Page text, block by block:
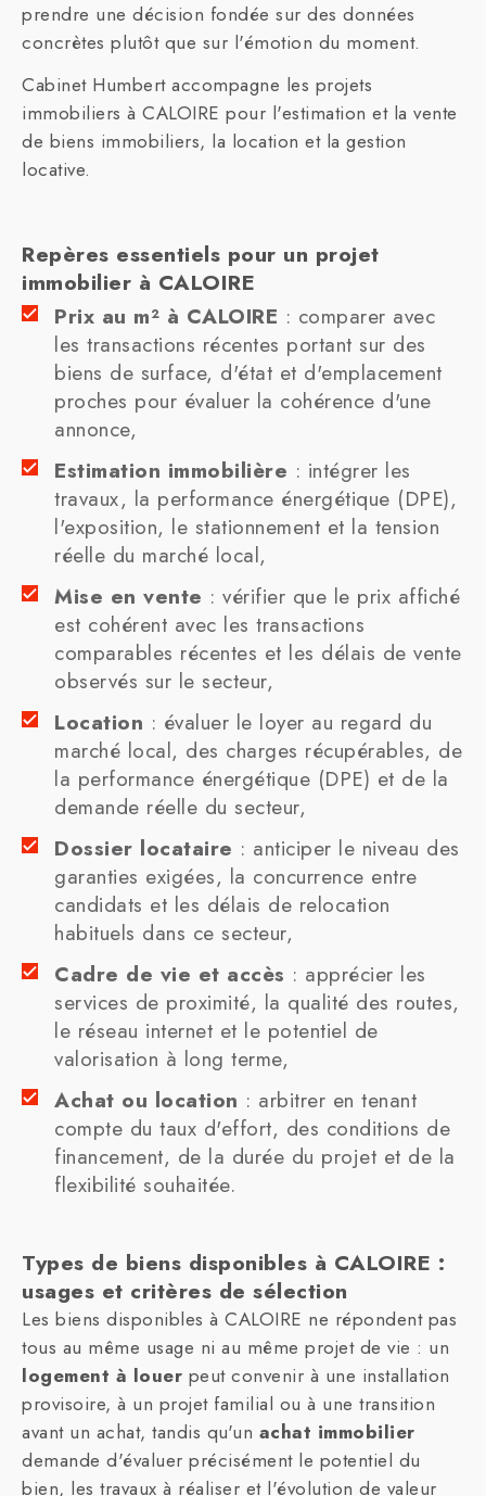
prendre une décision fondée sur des données
concrètes plutôt que sur l'émotion du moment.
Cabinet Humbert accompagne les projets
immobiliers à CALOIRE pour l'estimation et la vente
de biens immobiliers, la location et la gestion
locative.
Repères essentiels pour un projet
immobilier à CALOIRE
Prix au m² à CALOIRE : comparer avec
les transactions récentes portant sur des
biens de surface, d'état et d'emplacement
proches pour évaluer la cohérence d'une
annonce,
Estimation immobilière : intégrer les
travaux, la performance énergétique (DPE),
l'exposition, le stationnement et la tension
réelle du marché local,
Mise en vente : vérifier que le prix affiché
est cohérent avec les transactions
comparables récentes et les délais de vente
observés sur le secteur,
Location : évaluer le loyer au regard du
marché local, des charges récupérables, de
la performance énergétique (DPE) et de la
demande réelle du secteur,
Dossier locataire : anticiper le niveau des
garanties exigées, la concurrence entre
candidats et les délais de relocation
habituels dans ce secteur,
Cadre de vie et accès : apprécier les
services de proximité, la qualité des routes,
le réseau internet et le potentiel de
valorisation à long terme,
Achat ou location : arbitrer en tenant
compte du taux d'effort, des conditions de
financement, de la durée du projet et de la
flexibilité souhaitée.
Types de biens disponibles à CALOIRE :
usages et critères de sélection
Les biens disponibles à CALOIRE ne répondent pas
tous au même usage ni au même projet de vie : un
logement à louer peut convenir à une installation
provisoire, à un projet familial ou à une transition
avant un achat, tandis qu'un achat immobilier
demande d'évaluer précisément le potentiel du
bien, les travaux à réaliser et l'évolution de valeur